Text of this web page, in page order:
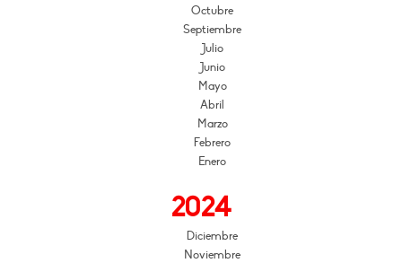
Octubre
Septiembre
Julio
Junio
Mayo
Abril
Marzo
Febrero
Enero
2024
Diciembre
Noviembre